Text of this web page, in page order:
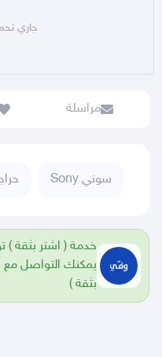
جاري
مراسلة
سوني Sony
خدمة ( اشتر بثقة )
يمكنك التواصل مع
بثقة )